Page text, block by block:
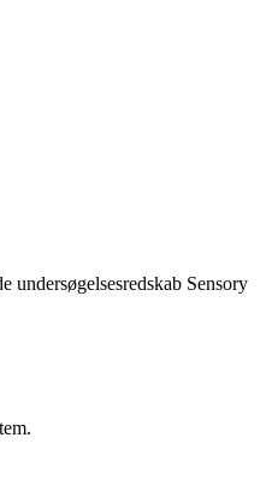
undersøgelsesredskab Sensory